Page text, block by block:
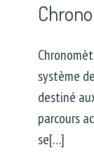
système
destiné
parcours
se[…]